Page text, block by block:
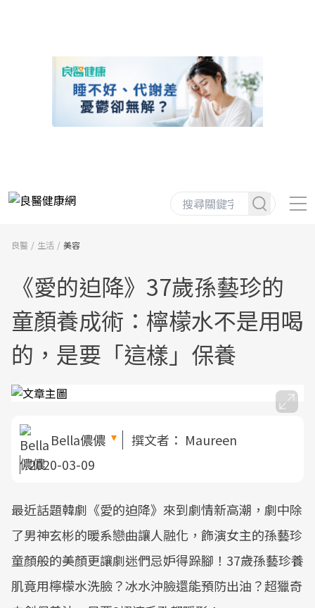
良醫 生活 美容
《愛的迫降》37歲孫藝珍的
童顏養成術：檸檬水不是用喝
的，是要「這樣」保養
Bella儂儂 撰文者： Maureen
2020-03-09
最近話題韓劇《愛的迫降》來到劇情新高潮，劇中除
了男神玄彬的暖系戀曲讓人融化，飾演女主的孫藝珍
童顏般的美顏更讓劇迷們忌妒得跺腳！37歲孫藝珍養
肌竟用檸檬水洗臉？冰水沖臉還能預防出油？超獵奇